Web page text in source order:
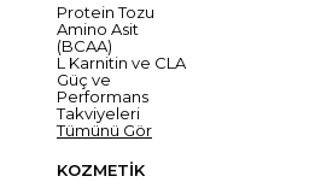
Protein Tozu
Amino Asit
(BCAA)
L Karnitin ve CLA
Güç ve
Performans
Takviyeleri
Tümünü Gör
KOZMETİK